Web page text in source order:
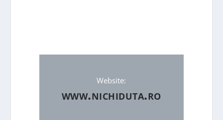
Website:
www.nichiduta.ro